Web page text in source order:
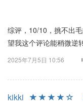
综评，10/10，挑不出
望我这个评论能稍微
2025年7月5日 10:56
kikki